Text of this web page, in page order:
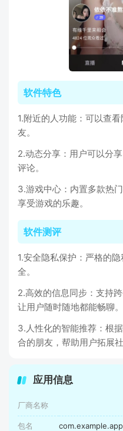
软件特色
1.附近的人功能：可以查
友。
2.动态分享：用户可以分
评论。
3.游戏中心：内置多款热
享受游戏的乐趣。
软件测评
1.安全隐私保护：严格的
全。
2.高效的信息同步：支持
让用户随时随地都能畅聊。
3.人性化的智能推荐：根
合的朋友，帮助用户拓展社
应用信息
厂商名称
包名